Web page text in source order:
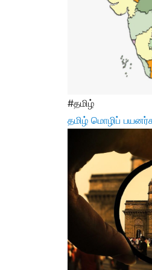
#தமிழ்
தமிழ் மொழிப்